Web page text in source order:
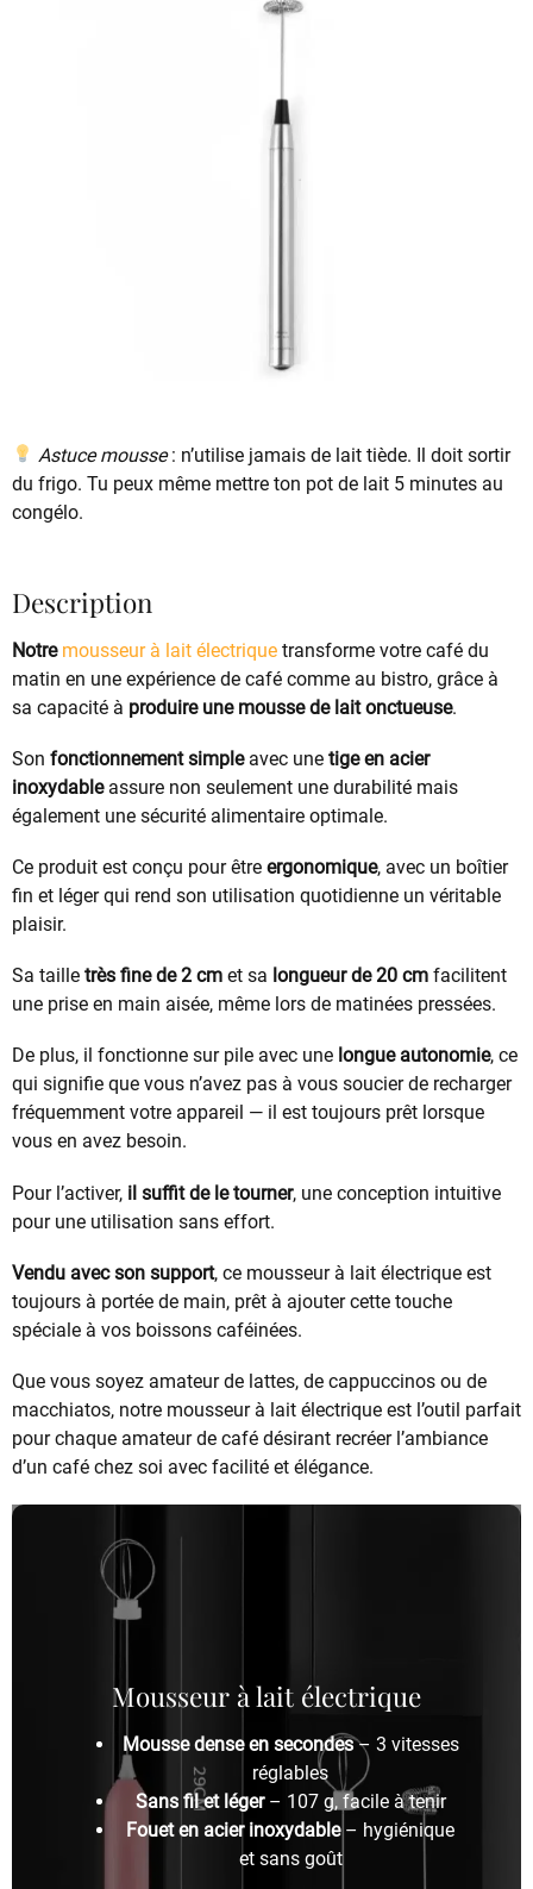
Astuce mousse: n’utilise jamais de lait tiède. Il doit sortir
du frigo. Tu peux même mettre ton pot de lait 5 minutes au
congélo.
Description
Notre mousseur à lait électrique transforme votre café du
matin en une expérience de café comme au bistro, grâce à
sa capacité à produire une mousse de lait onctueuse.
Son fonctionnement simpleavec une tige en acier
inoxydableassure non seulement une durabilité mais
également une sécurité alimentaire optimale.
Ce produit est conçu pour être ergonomique, avec un boîtier
fin et léger qui rend son utilisation quotidienne un véritable
plaisir.
Sa taille très fine de 2 cm et sa longueur de 20 cm facilitent
une prise en main aisée, même lors de matinées pressées.
De plus, il fonctionne sur pile avec une longue autonomie, ce
qui signifie que vous n’avez pas à vous soucier de recharger
fréquemment votre appareil — il est toujours prêt lorsque
vous en avez besoin.
Pour l’activer, il suffit de le tourner, une conception intuitive
pour une utilisation sans effort.
Vendu avec son support, ce mousseur à lait électrique est
toujours à portée de main, prêt à ajouter cette touche
spéciale à vos boissons caféinées.
Que vous soyez amateur de lattes, de cappuccinos ou de
macchiatos, notre mousseur à lait électrique est l’outil parfait
pour chaque amateur de café désirant recréer l’ambiance
d’un café chez soi avec facilité et élégance.
Mousseur à lait électrique
Mousse dense en secondes– 3 vitesses
réglables
Sans fil et léger– 107 g, facile à tenir
Fouet en acier inoxydable– hygiénique
et sans goût